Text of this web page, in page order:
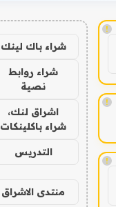
!
!
!
شراء باك لينك
شراء روابط
نصية
اشراق لنك،
شراء باكلينكات
التدريس
منتدى الاشراق